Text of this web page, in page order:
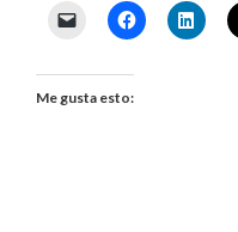
Me gusta esto: